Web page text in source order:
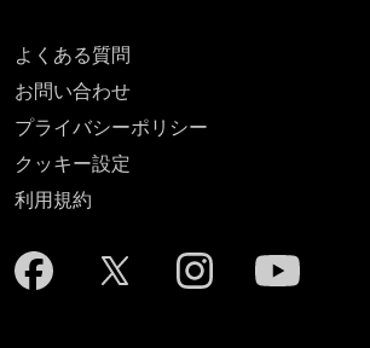
よくある質問
お問い合わせ
プライバシーポリシー
クッキー設定
利用規約